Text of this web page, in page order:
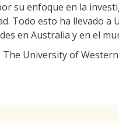
su enfoque en la
Todo esto ha llevado a
en Australia y en el
University of